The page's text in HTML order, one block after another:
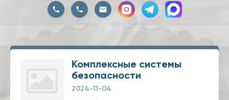
Комплексные системы
безопасности
2024-11-04